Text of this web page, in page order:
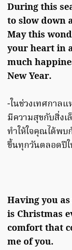
During this
to slow down
May this
your heart in
much
New Year.
-ในช่วงเทศกาลแ
มีความสุขกับสิ่งเ
ทำให้ใจคุณได้พ
ขึ้นทุกวันตลอดปี
Having you
is Christmas
comfort that
me of you.